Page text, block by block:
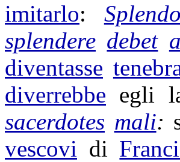
imitarlo:
splendere debet
diventasse
diverrebbe egli
sacerdotes mali:
vescovi di